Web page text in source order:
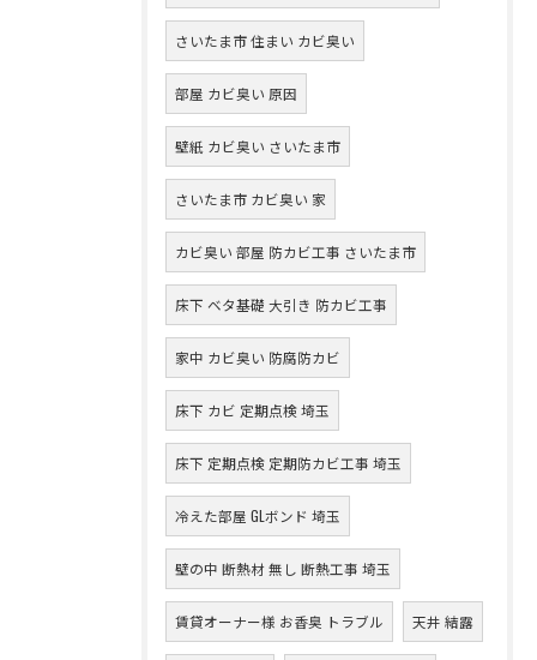
さいたま市 住まい カビ臭い
部屋 カビ臭い 原因
壁紙 カビ臭い さいたま市
さいたま市 カビ臭い 家
カビ臭い 部屋 防カビ工事 さいたま市
床下 ベタ基礎 大引き 防カビ工事
家中 カビ臭い 防腐防カビ
床下 カビ 定期点検 埼玉
床下 定期点検 定期防カビ工事 埼玉
冷えた部屋 GLボンド 埼玉
壁の中 断熱材 無し 断熱工事 埼玉
賃貸オーナー様 お香臭 トラブル 天井 結露